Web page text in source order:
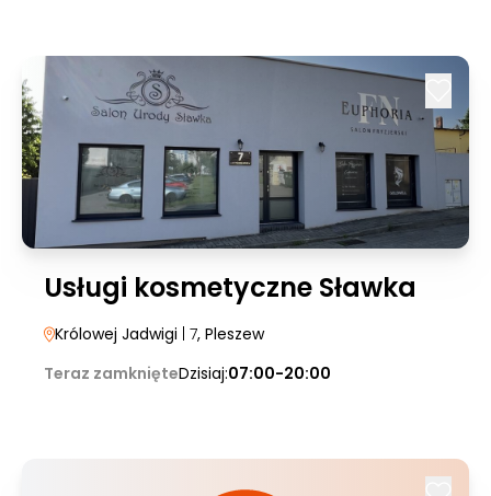
Usługi kosmetyczne Sławka
Królowej Jadwigi | 7, Pleszew
Teraz zamknięteDzisiaj:07:00-20:00